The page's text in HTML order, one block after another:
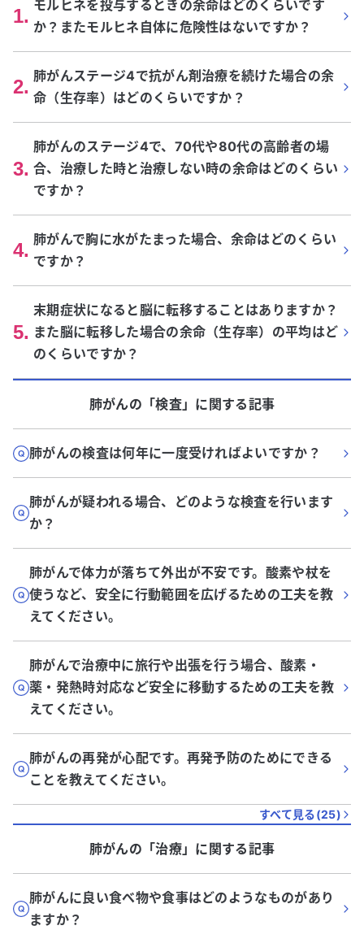
1. モルヒネを投与するときの余命はどのくらいです
か？またモルヒネ自体に危険性はないですか？
2. 肺がんステージ4で抗がん剤治療を続けた場合の余
命（生存率）はどのくらいですか？
3.
肺がんのステージ4で、70代や80代の高齢者の場
合、治療した時と治療しない時の余命はどのくらい
ですか？
4. 肺がんで胸に水がたまった場合、余命はどのくらい
ですか？
5.
末期症状になると脳に転移することはありますか？
また脳に転移した場合の余命（生存率）の平均はど
のくらいですか？
肺がんの「検査」に関する記事
肺がんの検査は何年に一度受ければよいですか？
肺がんが疑われる場合、どのような検査を行います
か？
肺がんで体力が落ちて外出が不安です。酸素や杖を
使うなど、安全に行動範囲を広げるための工夫を教
えてください。
肺がんで治療中に旅行や出張を行う場合、酸素・
薬・発熱時対応など安全に移動するための工夫を教
えてください。
肺がんの再発が心配です。再発予防のためにできる
ことを教えてください。
すべて見る(25)
肺がんの「治療」に関する記事
肺がんに良い食べ物や食事はどのようなものがあり
ますか？